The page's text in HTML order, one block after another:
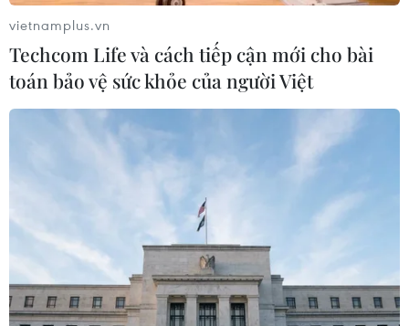
Kiểu tóc lệch một bên từng làm mưa làm gió ở các xứ sở làm
đẹp từ Hollywood đến Hàn Quốc, khi kết hợp cùng với mũ rộng
vành sẽ giúp bạn trở nên thanh lịch hơn bao giờ hết. Chỉ cần
vietnamplus.vn
Techcom Life và cách tiếp cận mới cho bài
toán bảo vệ sức khỏe của người Việt